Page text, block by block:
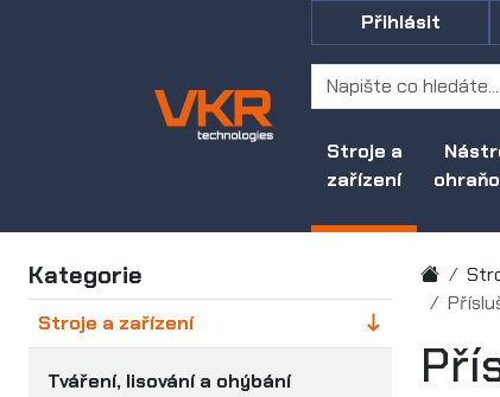
Stroje a
zařízení
Přihlásit
Kategorie
Stroje a zařízení
Tváření, lisování a ohýbání